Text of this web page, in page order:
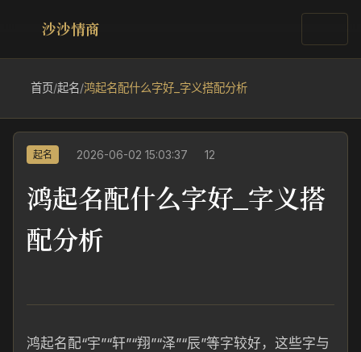
沙沙情商
首页/起名/鸿起名配什么字好_字义搭配分析
起名 2026-06-02 15:03:37 12
鸿起名配什么字好_字义搭
配分析
鸿起名配“宇”“轩”“翔”“泽”“辰”等字较好，这些字与